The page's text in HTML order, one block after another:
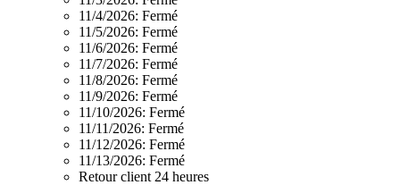
11/4/2026: Fermé
11/5/2026: Fermé
11/6/2026: Fermé
11/7/2026: Fermé
11/8/2026: Fermé
11/9/2026: Fermé
11/10/2026: Fermé
11/11/2026: Fermé
11/12/2026: Fermé
11/13/2026: Fermé
Retour client 24 heures